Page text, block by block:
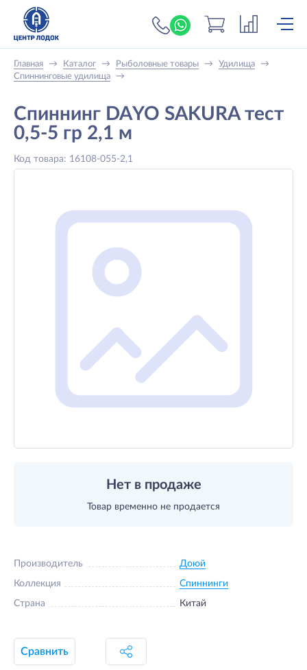
+7 (919) 698-56-
Главная → Каталог → Рыболовные товары → Удилища
→
Спиннинговые удилища
→
Спиннинг DAYO SAKURA тест
0,5-5 гр 2,1 м
Код товара: 16108-055-2,1
Нет в продаже
Товар временно не продается
Производитель Доюй
Коллекция Спиннинги
Страна Китай
Сравнить